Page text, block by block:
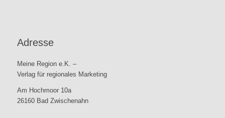
Adresse
Meine Region e.K. –
Verlag für regionales Marketing
Am Hochmoor 10a
26160 Bad Zwischenahn